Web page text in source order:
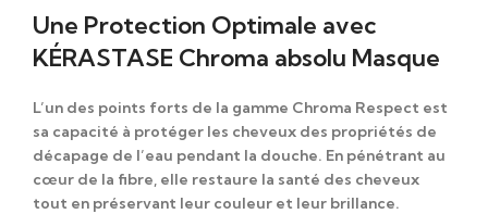
Une Protection Optimale avec
KÉRASTASE Chroma absolu Masque
L’un des points forts de la gamme Chroma Respect est
sa capacité à protéger les cheveux des propriétés de
décapage de l’eau pendant la douche. En pénétrant au
cœur de la fibre, elle restaure la santé des cheveux
tout en préservant leur couleur et leur brillance.